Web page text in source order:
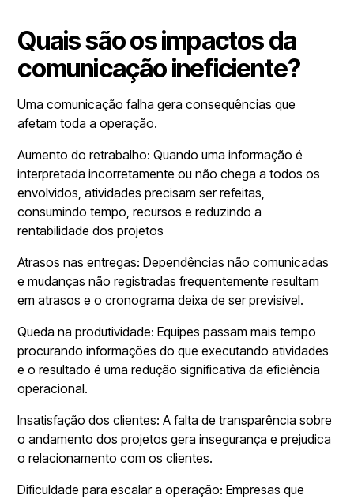
Quais são os impactos da
comunicação ineficiente?
Uma comunicação falha gera consequências que
afetam toda a operação.
Aumento do retrabalho: Quando uma informação é
interpretada incorretamente ou não chega a todos os
envolvidos, atividades precisam ser refeitas,
consumindo tempo, recursos e reduzindo a
rentabilidade dos projetos
Atrasos nas entregas: Dependências não comunicadas
e mudanças não registradas frequentemente resultam
em atrasos e o cronograma deixa de ser previsível.
Queda na produtividade: Equipes passam mais tempo
procurando informações do que executando atividades
e o resultado é uma redução significativa da eficiência
operacional.
Insatisfação dos clientes: A falta de transparência sobre
o andamento dos projetos gera insegurança e prejudica
o relacionamento com os clientes.
Dificuldade para escalar a operação: Empresas que